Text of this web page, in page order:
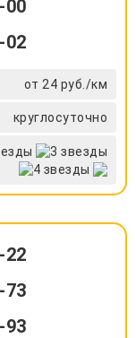
от 24 руб./км
круглосуточно